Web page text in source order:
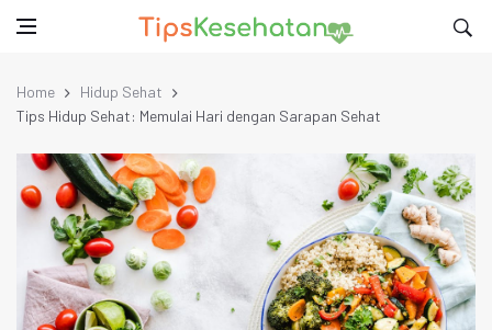
Home
Hidup Sehat
Tips Hidup Sehat: Memulai Hari dengan Sarapan Sehat